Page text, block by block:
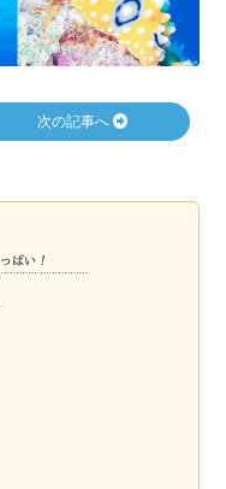
次の記事へ